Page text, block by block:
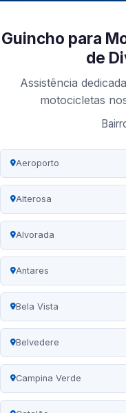
Guincho para
de
Assistência
motocicletas
Aeroporto
Alterosa
Alvorada
Antares
Bela Vista
Belvedere
Campina Verde